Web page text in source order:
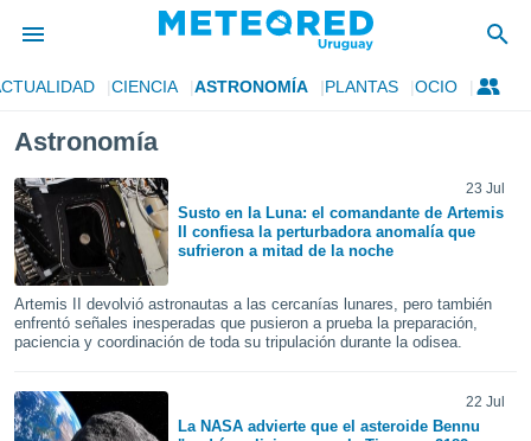
de
ha
por
para
la
que se
calidad.
a este
las
y
CIENCIA ASTRONOMÍA PLANTAS OCIO
Astronomía
23 Jul
Susto en la Luna: el comandante de Artemis
II confiesa la perturbadora anomalía que
sufrieron a mitad de la noche
Artemis II devolvió astronautas a las cercanías lunares, pero también
enfrentó señales inesperadas que pusieron a prueba la preparación,
paciencia y coordinación de toda su tripulación durante la odisea.
22 Jul
La NASA advierte que el asteroide Bennu